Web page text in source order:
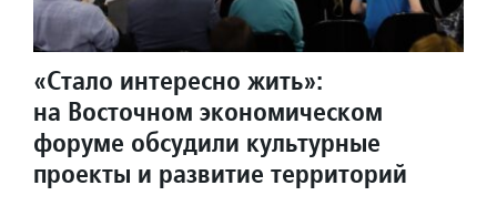
«Стало интересно жить»:
на Восточном экономическом
форуме обсудили культурные
проекты и развитие территорий